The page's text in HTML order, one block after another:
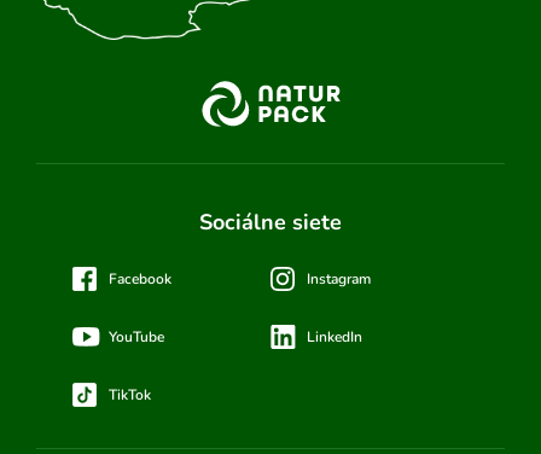
Sociálne siete
Facebook Instagram
YouTube LinkedIn
TikTok